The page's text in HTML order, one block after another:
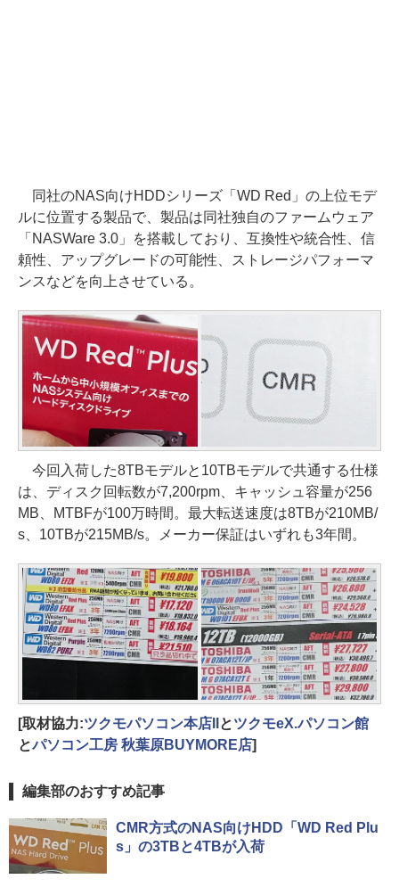
同社のNAS向けHDDシリーズ「WD Red」の上位モデ
ルに位置する製品で、製品は同社独自のファームウェア
「NASWare 3.0」を搭載しており、互換性や統合性、信
頼性、アップグレードの可能性、ストレージパフォーマ
ンスなどを向上させている。
今回入荷した8TBモデルと10TBモデルで共通する仕様
は、ディスク回転数が7,200rpm、キャッシュ容量が256
MB、MTBFが100万時間。最大転送速度は8TBが210MB/
s、10TBが215MB/s。メーカー保証はいずれも3年間。
[取材協力:ツクモパソコン本店II とツクモeX.パソコン館
とパソコン工房 秋葉原BUYMORE店]
編集部のおすすめ記事
CMR方式のNAS向けHDD「WD Red Plu
s」の3TBと4TBが入荷